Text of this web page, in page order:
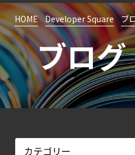
CSPMとは
クラウド
Posture
【ブログ】
のための
ブログ
HOME Developer Square ブ